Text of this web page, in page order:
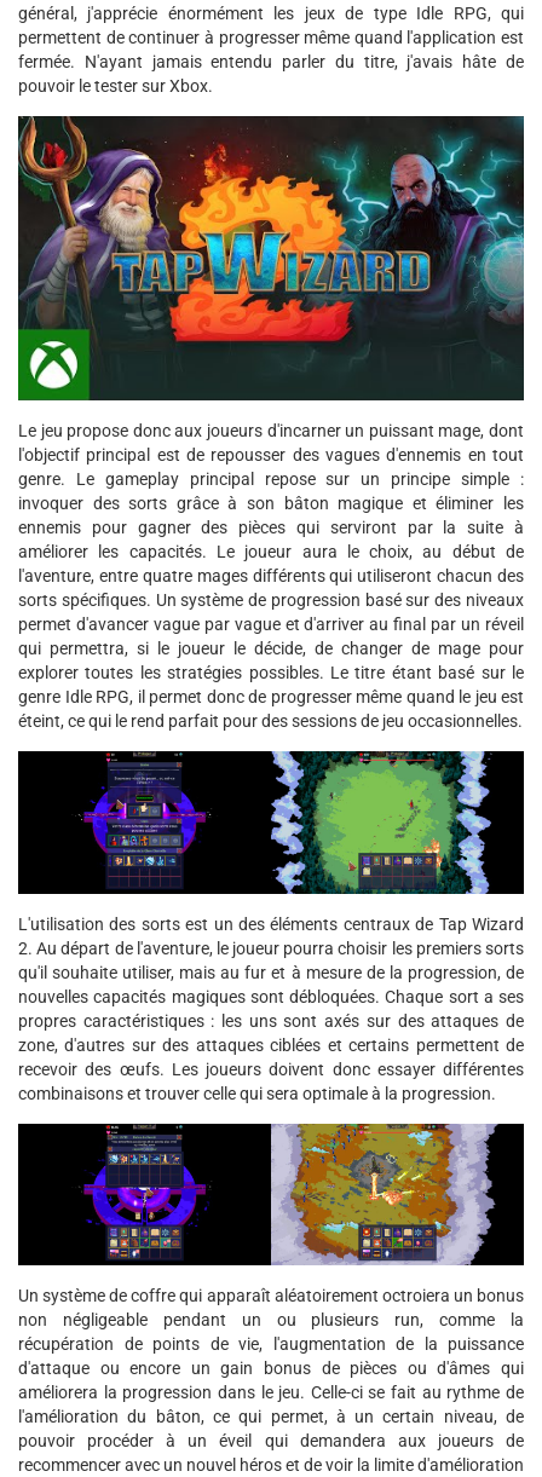
général, j'apprécie énormément les jeux de type Idle RPG, qui
permettent de continuer à progresser même quand l'application est
fermée. N'ayant jamais entendu parler du titre, j'avais hâte de
pouvoir le tester sur Xbox.
Le jeu propose donc aux joueurs d'incarner un puissant mage, dont
l'objectif principal est de repousser des vagues d'ennemis en tout
genre. Le gameplay principal repose sur un principe simple :
invoquer des sorts grâce à son bâton magique et éliminer les
ennemis pour gagner des pièces qui serviront par la suite à
améliorer les capacités. Le joueur aura le choix, au début de
l'aventure, entre quatre mages différents qui utiliseront chacun des
sorts spécifiques. Un système de progression basé sur des niveaux
permet d'avancer vague par vague et d'arriver au final par un réveil
qui permettra, si le joueur le décide, de changer de mage pour
explorer toutes les stratégies possibles. Le titre étant basé sur le
genre Idle RPG, il permet donc de progresser même quand le jeu est
éteint, ce qui le rend parfait pour des sessions de jeu occasionnelles.
L'utilisation des sorts est un des éléments centraux de Tap Wizard
2. Au départ de l'aventure, le joueur pourra choisir les premiers sorts
qu'il souhaite utiliser, mais au fur et à mesure de la progression, de
nouvelles capacités magiques sont débloquées. Chaque sort a ses
propres caractéristiques : les uns sont axés sur des attaques de
zone, d'autres sur des attaques ciblées et certains permettent de
recevoir des œufs. Les joueurs doivent donc essayer différentes
combinaisons et trouver celle qui sera optimale à la progression.
Un système de coffre qui apparaît aléatoirement octroiera un bonus
non négligeable pendant un ou plusieurs run, comme la
récupération de points de vie, l'augmentation de la puissance
d'attaque ou encore un gain bonus de pièces ou d'âmes qui
améliorera la progression dans le jeu. Celle-ci se fait au rythme de
l'amélioration du bâton, ce qui permet, à un certain niveau, de
pouvoir procéder à un éveil qui demandera aux joueurs de
recommencer avec un nouvel héros et de voir la limite d'amélioration